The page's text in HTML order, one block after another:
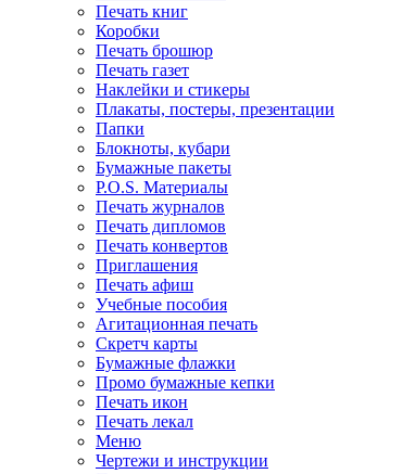
Печать книг
Коробки
Печать брошюр
Печать газет
Наклейки и стикеры
Плакаты, постеры, презентации
Папки
Блокноты, кубари
Бумажные пакеты
P.O.S. Материалы
Печать журналов
Печать дипломов
Печать конвертов
Приглашения
Печать афиш
Учебные пособия
Агитационная печать
Скретч карты
Бумажные флажки
Промо бумажные кепки
Печать икон
Печать лекал
Меню
Чертежи и инструкции